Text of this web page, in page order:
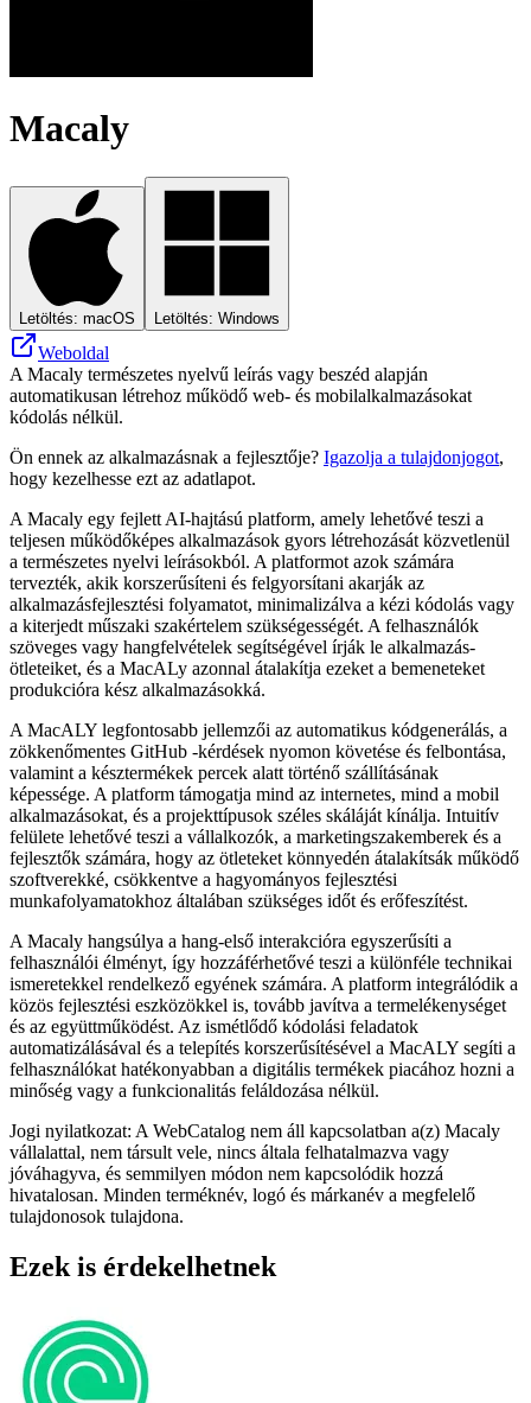
Macaly
Letöltés: macOS Letöltés: Windows
Weboldal
A Macaly természetes nyelvű leírás vagy beszéd alapján
automatikusan létrehoz működő web- és mobilalkalmazásokat
kódolás nélkül.
Ön ennek az alkalmazásnak a fejlesztője? Igazolja a tulajdonjogot,
hogy kezelhesse ezt az adatlapot.
A Macaly egy fejlett AI-hajtású platform, amely lehetővé teszi a
teljesen működőképes alkalmazások gyors létrehozását közvetlenül
a természetes nyelvi leírásokból. A platformot azok számára
tervezték, akik korszerűsíteni és felgyorsítani akarják az
alkalmazásfejlesztési folyamatot, minimalizálva a kézi kódolás vagy
a kiterjedt műszaki szakértelem szükségességét. A felhasználók
szöveges vagy hangfelvételek segítségével írják le alkalmazás-
ötleteiket, és a MacALy azonnal átalakítja ezeket a bemeneteket
produkcióra kész alkalmazásokká.
A MacALY legfontosabb jellemzői az automatikus kódgenerálás, a
zökkenőmentes GitHub -kérdések nyomon követése és felbontása,
valamint a késztermékek percek alatt történő szállításának
képessége. A platform támogatja mind az internetes, mind a mobil
alkalmazásokat, és a projekttípusok széles skáláját kínálja. Intuitív
felülete lehetővé teszi a vállalkozók, a marketingszakemberek és a
fejlesztők számára, hogy az ötleteket könnyedén átalakítsák működő
szoftverekké, csökkentve a hagyományos fejlesztési
munkafolyamatokhoz általában szükséges időt és erőfeszítést.
A Macaly hangsúlya a hang-első interakcióra egyszerűsíti a
felhasználói élményt, így hozzáférhetővé teszi a különféle technikai
ismeretekkel rendelkező egyének számára. A platform integrálódik a
közös fejlesztési eszközökkel is, tovább javítva a termelékenységet
és az együttműködést. Az ismétlődő kódolási feladatok
automatizálásával és a telepítés korszerűsítésével a MacALY segíti a
felhasználókat hatékonyabban a digitális termékek piacához hozni a
minőség vagy a funkcionalitás feláldozása nélkül.
Jogi nyilatkozat: A WebCatalog nem áll kapcsolatban a(z) Macaly
vállalattal, nem társult vele, nincs általa felhatalmazva vagy
jóváhagyva, és semmilyen módon nem kapcsolódik hozzá
hivatalosan. Minden terméknév, logó és márkanév a megfelelő
tulajdonosok tulajdona.
Ezek is érdekelhetnek